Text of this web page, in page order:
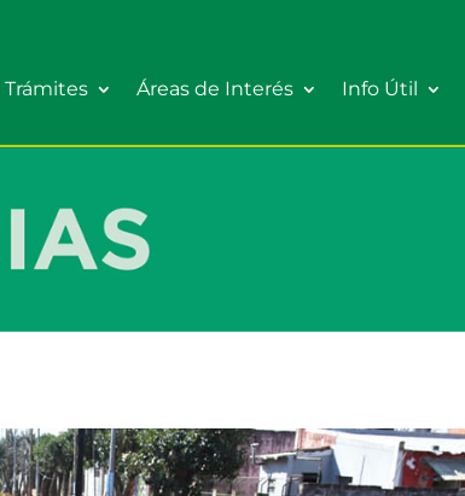
Trámites Áreas de Interés Info Útil